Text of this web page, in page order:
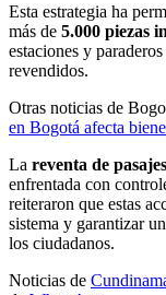
Esta estrategia ha
más de 5.000 piezas
estaciones y
revendidos.
Otras noticias de
en Bogotá afecta
La reventa de
enfrentada con
reiteraron que estas
sistema y garantizar
los ciudadanos.
Noticias de